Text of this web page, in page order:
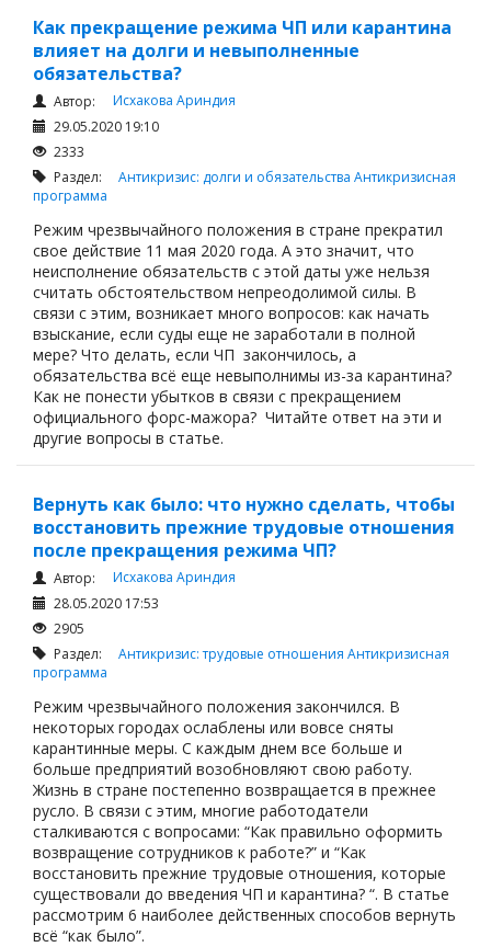
Как прекращение режима ЧП или карантина
влияет на долги и невыполненные
обязательства?
Автор:
Исхакова Ариндия
29.05.2020 19:10
2333
Раздел: Антикризис: долги и обязательства Антикризисная
программа
Режим чрезвычайного положения в стране прекратил
свое действие 11 мая 2020 года. А это значит, что
неисполнение обязательств с этой даты уже нельзя
считать обстоятельством непреодолимой силы. В
связи с этим, возникает много вопросов: как начать
взыскание, если суды еще не заработали в полной
мере? Что делать, если ЧП закончилось, а
обязательства всё еще невыполнимы из-за карантина?
Как не понести убытков в связи с прекращением
официального форс-мажора? Читайте ответ на эти и
другие вопросы в статье.
Вернуть как было: что нужно сделать, чтобы
восстановить прежние трудовые отношения
после прекращения режима ЧП?
Автор:
Исхакова Ариндия
28.05.2020 17:53
2905
Раздел: Антикризис: трудовые отношения Антикризисная
программа
Режим чрезвычайного положения закончился. В
некоторых городах ослаблены или вовсе сняты
карантинные меры. С каждым днем все больше и
больше предприятий возобновляют свою работу.
Жизнь в стране постепенно возвращается в прежнее
русло. В связи с этим, многие работодатели
сталкиваются с вопросами: “Как правильно оформить
возвращение сотрудников к работе?” и “Как
восстановить прежние трудовые отношения, которые
существовали до введения ЧП и карантина? “. В статье
рассмотрим 6 наиболее действенных способов вернуть
всё “как было”.